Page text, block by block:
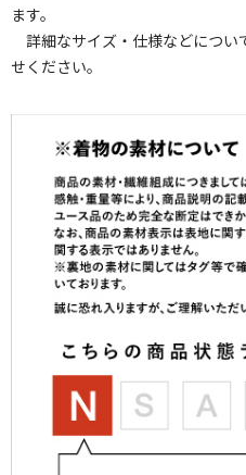
ます。
詳細なサイズ・仕様などについ
せください。